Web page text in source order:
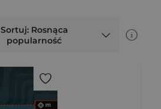
Sortuj: Rosnąca
popularność